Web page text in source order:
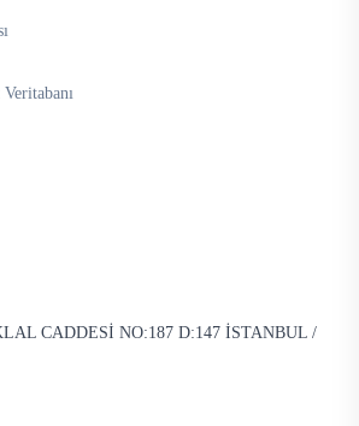
CADDESİ NO:187 D:147 İSTANBUL /